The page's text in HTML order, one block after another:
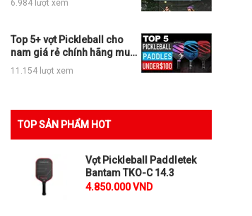
6.984 lượt xem
Top 5+ vợt Pickleball cho
nam giá rẻ chính hãng mua
ngay không phí
11.154 lượt xem
TOP SẢN PHẨM HOT
Vợt Pickleball Paddletek
Bantam TKO-C 14.3
4.850.000 VND